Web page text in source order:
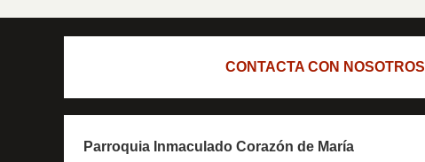
CONTACTA CON NOSOTROS
Parroquia Inmaculado Corazón de María